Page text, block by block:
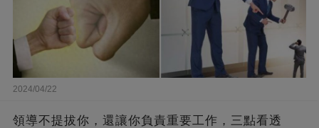
2024/04/22
領導不提拔你，還讓你負責重要工作，三點看透